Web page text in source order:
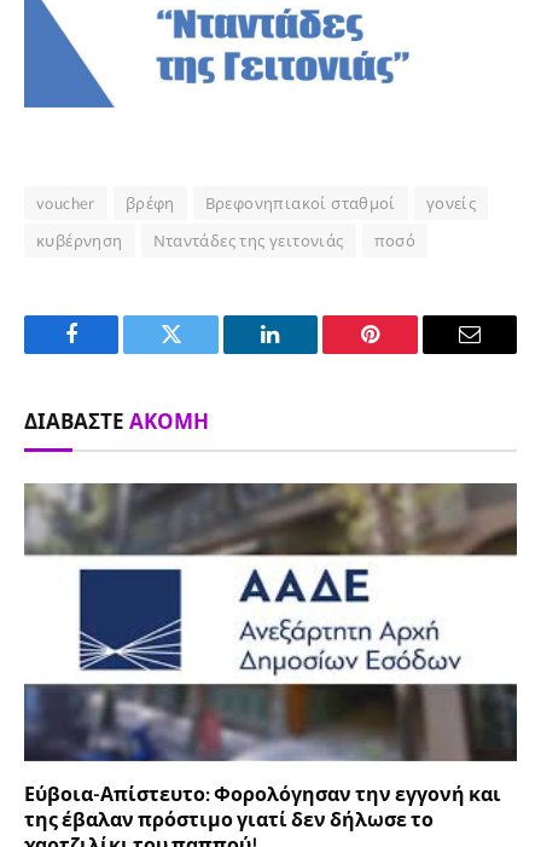
voucher βρέφη Βρεφονηπιακοί σταθμοί
γονείς
κυβέρνηση
Νταντάδες της γειτονιάς ποσό
Facebook Twitter LinkedIn Pinterest Email
ΔΙΑΒΆΣΤΕ ΑΚΌΜΗ
Εύβοια-Απίστευτο: Φορολόγησαν την εγγονή και
της έβαλαν πρόστιμο γιατί δεν δήλωσε το